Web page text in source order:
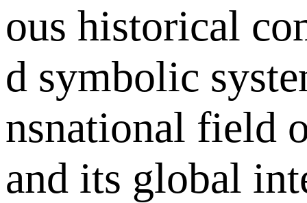
ous historical
d symbolic
nsnational field
and its global